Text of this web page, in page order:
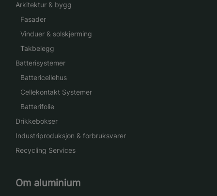
Arkitektur & bygg
Fasader
Vinduer & solskjerming
Takbelegg
Batterisystemer
Battericellehus
Cellekontakt Systemer
Batterifolie
Drikkebokser
Industriproduksjon & forbruksvarer
Recycling Services
Om aluminium